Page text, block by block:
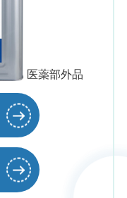
医薬部外品